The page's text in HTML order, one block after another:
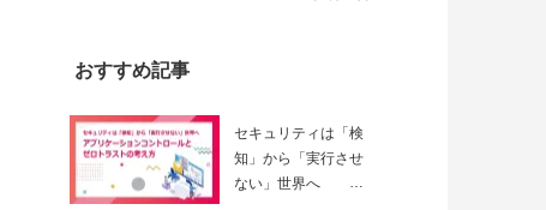
おすすめ記事
セキュリティは「検
知」から「実行させ
ない」世界へ